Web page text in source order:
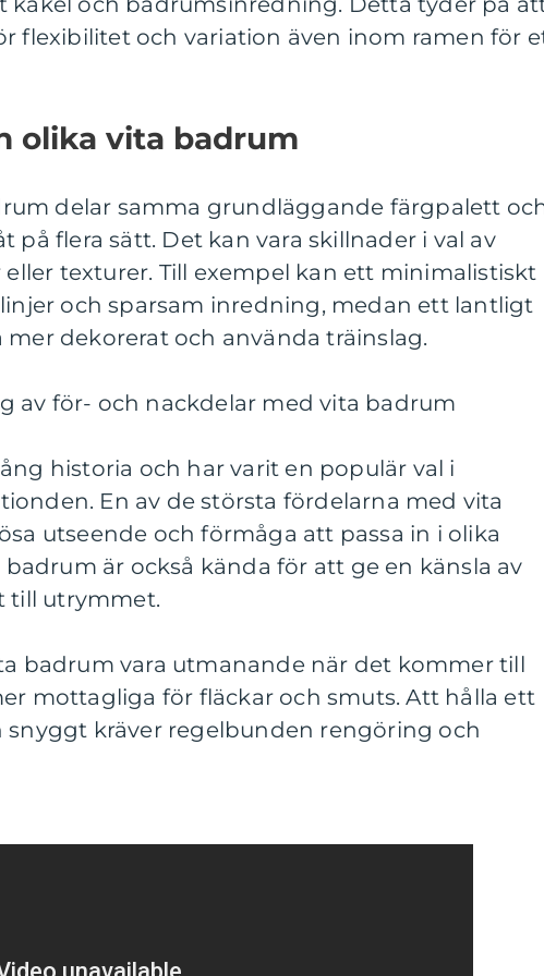
flexibilitet och variation även inom ramen för
olika vita badrum
delar samma grundläggande färgpalett
på flera sätt. Det kan vara skillnader i val av
texturer. Till exempel kan ett minimalistiskt
och sparsam inredning, medan ett lantligt
dekorerat och använda träinslag.
av för- och nackdelar med vita badrum
historia och har varit en populär val i
En av de största fördelarna med vita
utseende och förmåga att passa in i olika
är också kända för att ge en känsla av
till utrymmet.
badrum vara utmanande när det kommer till
mottagliga för fläckar och smuts. Att hålla ett
kräver regelbunden rengöring och